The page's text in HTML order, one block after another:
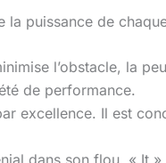
la puissance de
l’obstacle, la
de performance.
excellence. Il est